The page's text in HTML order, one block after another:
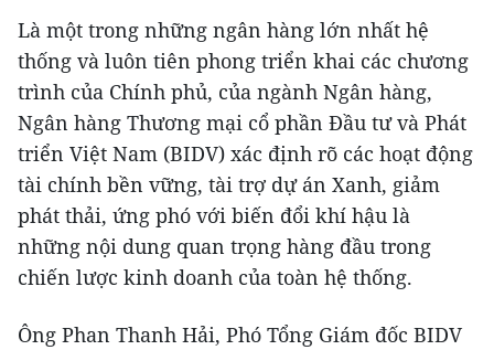
Là một trong những ngân hàng lớn nhất hệ
thống và luôn tiên phong triển khai các chương
trình của Chính phủ, của ngành Ngân hàng,
Ngân hàng Thương mại cổ phần Đầu tư và Phát
triển Việt Nam (BIDV) xác định rõ các hoạt động
tài chính bền vững, tài trợ dự án Xanh, giảm
phát thải, ứng phó với biến đổi khí hậu là
những nội dung quan trọng hàng đầu trong
chiến lược kinh doanh của toàn hệ thống.
Ông Phan Thanh Hải, Phó Tổng Giám đốc BIDV